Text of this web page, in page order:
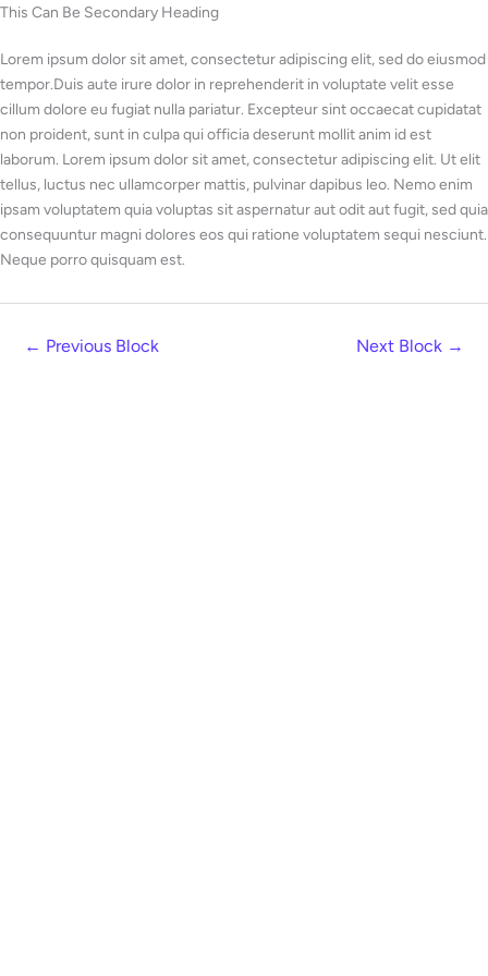
Skip
content
This Can Be Secondary Heading
Lorem ipsum dolor sit amet, consectetur adipiscing elit, sed do eiusmod
tempor.Duis aute irure dolor in reprehenderit in voluptate velit esse
cillum dolore eu fugiat nulla pariatur. Excepteur sint occaecat cupidatat
non proident, sunt in culpa qui officia deserunt mollit anim id est
laborum. Lorem ipsum dolor sit amet, consectetur adipiscing elit. Ut elit
tellus, luctus nec ullamcorper mattis, pulvinar dapibus leo. Nemo enim
ipsam voluptatem quia voluptas sit aspernatur aut odit aut fugit, sed quia
consequuntur magni dolores eos qui ratione voluptatem sequi nesciunt.
Neque porro quisquam est.
← Previous Block Next Block →